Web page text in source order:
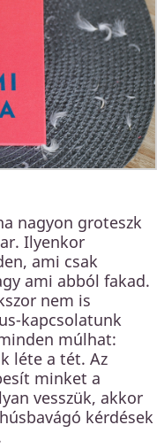
nagyon groteszk
Ilyenkor
ami csak
ami abból fakad.
nem is
kapcsolatunk
múlhat:
léte a tét. Az
minket a
vesszük, akkor
kérdések